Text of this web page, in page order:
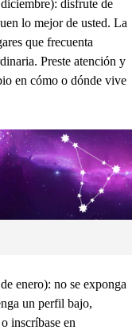
disfrute de
lo mejor de usted. La
que frecuenta
Preste atención y
en cómo o dónde vive
enero): no se exponga
un perfil bajo,
inscríbase en